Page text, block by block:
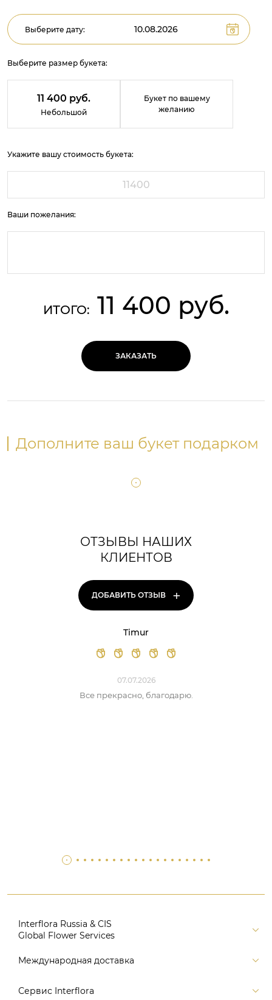
Выберите дату:
Выберите размер букета:
11 400 руб.
Небольшой
Букет по вашему
желанию
Укажите вашу стоимость букета:
Ваши пожелания:
ИТОГО: 11 400 руб.
ЗАКАЗАТЬ
Дополните ваш букет подарком
ОТЗЫВЫ НАШИХ
КЛИЕНТОВ
ДОБАВИТЬ ОТЗЫВ +
Timur
07.07.2026
Все прекрасно, благодарю.
Interflora Russia & CIS
Global Flower Services
Версия для печати
Поиск
Международная доставка
Россия
Сервис Interflora